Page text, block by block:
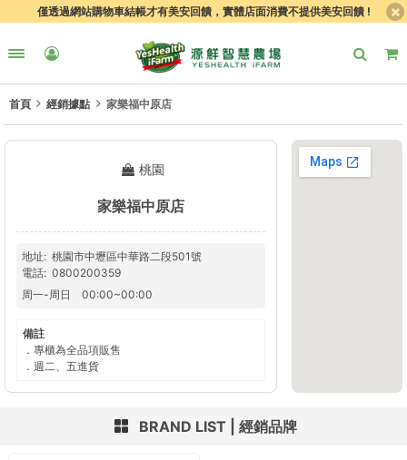
僅透過網站購物車結帳才有美安回饋，實體店面消費不提供美安回饋 !
首頁 經銷據點 家樂福中原店
桃園
家樂福中原店
地址
桃園市中壢區中華路二段501號
電話
0800200359
周一-周日 00:00~00:00
備註
．專櫃為全品項販售
．週二、五進貨
BRAND LIST 經銷品牌